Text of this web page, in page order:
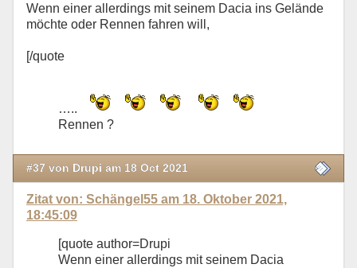
Wenn einer allerdings mit seinem Dacia ins Gelände
möchte oder Rennen fahren will,
[/quote
…..
Rennen ?
#37 von Drupi am 18 Oct 2021
Zitat von: Schängel55 am 18. Oktober 2021,
18:45:09
[quote author=Drupi
Wenn einer allerdings mit seinem Dacia